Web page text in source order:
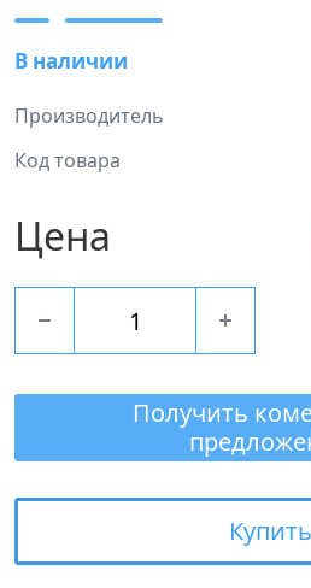
В наличии
Производитель
Код товара
Цена
Получить
Купить